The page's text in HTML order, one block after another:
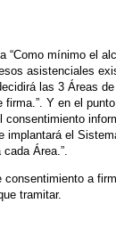
“Como mínimo el
asistenciales
las 3 Áreas
Y en el
el
Área.”.
a
tramitar.